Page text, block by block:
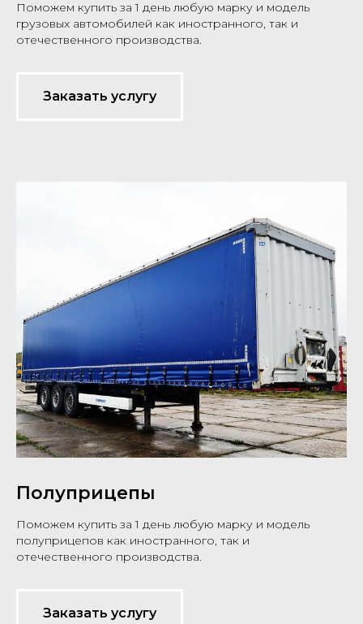
Поможем купить за 1 день любую марку и модель
грузовых автомобилей как иностранного, так и
отечественного производства.
Заказать услугу
Полуприцепы
Поможем купить за 1 день любую марку и модель
полуприцепов как иностранного, так и
отечественного производства.
Заказать услугу